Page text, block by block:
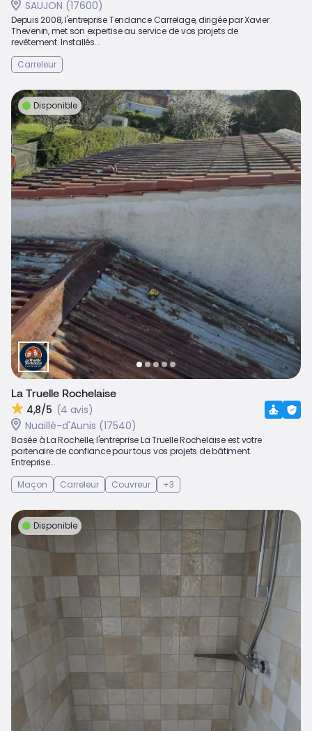
SAUJON (17600)
Depuis 2008, l'entreprise Tendance Carrelage, dirigée par Xavier
Thevenin, met son expertise au service de vos projets de
revêtement. Installés...
Carreleur
Disponible
La Truelle Rochelaise
4,8/5 (4 avis)
Nuaillé-d'Aunis (17540)
Basée à La Rochelle, l'entreprise La Truelle Rochelaise est votre
partenaire de confiance pour tous vos projets de bâtiment.
Entreprise...
Maçon
Carreleur Couvreur +3
Disponible